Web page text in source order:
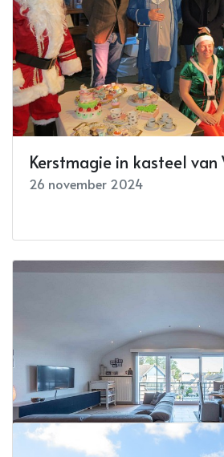
Kerstmagie in kasteel
26 november 2024